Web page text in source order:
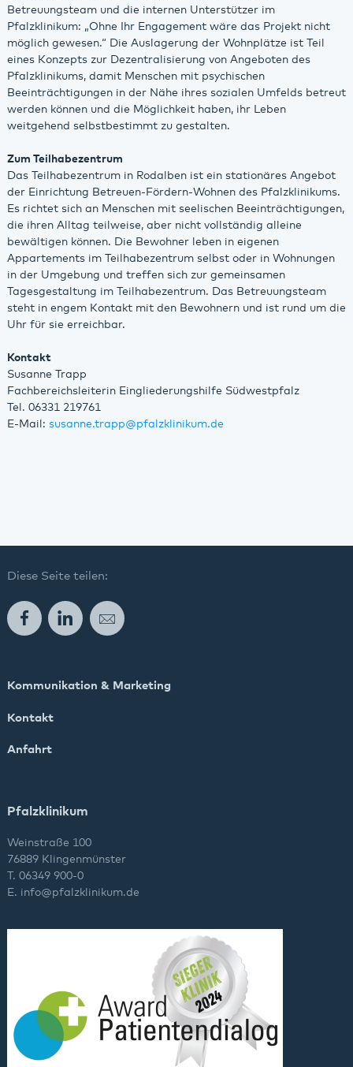
Betreuungsteam und die internen Unterstützer im
Pfalzklinikum: „Ohne Ihr Engagement wäre das Projekt nicht
möglich gewesen.“ Die Auslagerung der Wohnplätze ist Teil
eines Konzepts zur Dezentralisierung von Angeboten des
Pfalzklinikums, damit Menschen mit psychischen
Beeinträchtigungen in der Nähe ihres sozialen Umfelds betreut
werden können und die Möglichkeit haben, ihr Leben
weitgehend selbstbestimmt zu gestalten.
Zum Teilhabezentrum
Das Teilhabezentrum in Rodalben ist ein stationäres Angebot
der Einrichtung Betreuen-Fördern-Wohnen des Pfalzklinikums.
Es richtet sich an Menschen mit seelischen Beeinträchtigungen,
die ihren Alltag teilweise, aber nicht vollständig alleine
bewältigen können. Die Bewohner leben in eigenen
Appartements im Teilhabezentrum selbst oder in Wohnungen
in der Umgebung und treffen sich zur gemeinsamen
Tagesgestaltung im Teilhabezentrum. Das Betreuungsteam
steht in engem Kontakt mit den Bewohnern und ist rund um die
Uhr für sie erreichbar.
Kontakt
Susanne Trapp
Fachbereichsleiterin Eingliederungshilfe Südwestpfalz
Tel. 06331 219761
E-Mail: susanne.trapp@pfalzklinikum.de
Diese Seite teilen:
FacebookLinkedInE-Mail
Kommunikation & Marketing
Kontakt
Anfahrt
Pfalzklinikum
Weinstraße 100
76889 Klingenmünster
T. 06349 900-0
E. info@pfalzklinikum.de